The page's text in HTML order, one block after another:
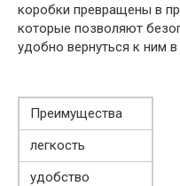
коробки превращены в
которые позволяют
удобно вернуться к ним
Преимущества
легкость
удобство